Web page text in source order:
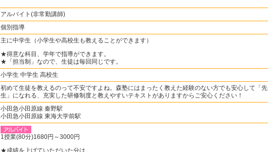
アルバイト(非常勤講師)
個別指導
主に中学生（小学生や高校生も教えることができます）
★得意な科目、学年で指導ができます。
★「担当制」なので、生徒は毎回同じです。
小学生 中学生 高校生
初めて生徒を教えるのって不安ですよね。森塾にはまったく教えた経験のない方でも安心して「先
生」になれる、充実した研修制度と教えやすいテキストがありますからご安心ください！
小田急小田原線 秦野駅
小田急小田原線 東海大学前駅
1授業(80分)1680円～3000円
★成績を上げていただいた分は、